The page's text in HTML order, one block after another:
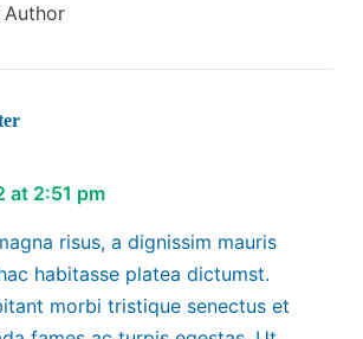
at 2:51 pm
risus, a dignissim mauris
habitasse platea dictumst.
morbi tristique senectus et